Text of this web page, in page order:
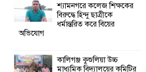
বিরুদ্ধে যুক্তিতর্ক
ট্রাইব্যুনালে
নুরুল হক নুর
শ্যামনগরে কলেজ শিক্ষকের
বিরুদ্ধে হিন্দু ছাত্রীকে
ধর্মান্তরিত করে বিয়ের
অভিযোগ
কালিগঞ্জ কুশুলিয়া উচ্চ
মাধ্যমিক বিদ্যালয়ের কমিটির